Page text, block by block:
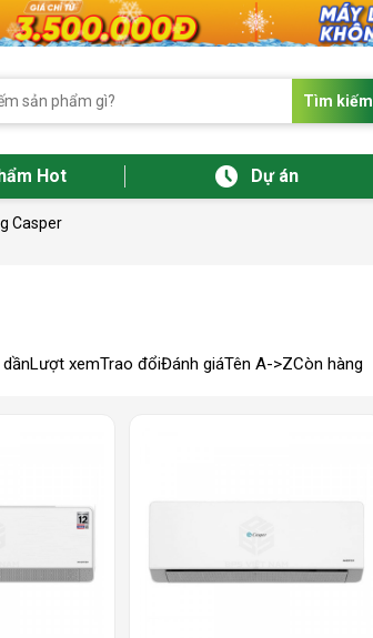
Tìm kiếm
Hot Dự án
Casper
Lượt xemTrao đổiĐánh giáTên A->ZCòn hàng